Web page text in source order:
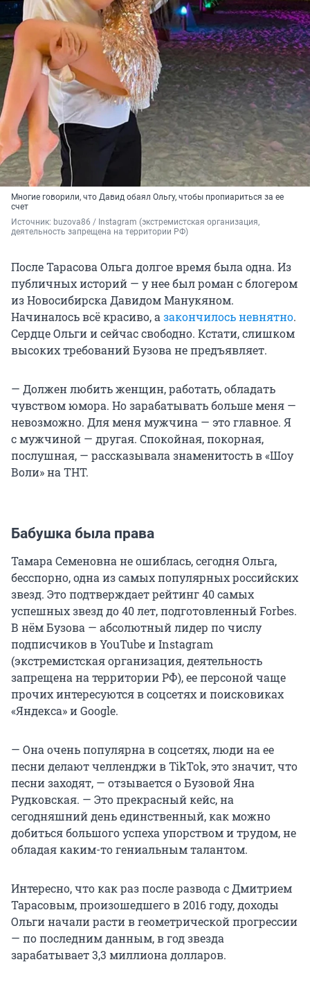
Многие говорили, что Давид обаял Ольгу, чтобы пропиариться за ее
счет
Источник: buzova86 / Instagram (экстремистская организация,
деятельность запрещена на территории РФ)
После Тарасова Ольга долгое время была одна. Из
публичных историй — у нее был роман с блогером
из Новосибирска Давидом Манукяном.
Начиналось всё красиво, азакончилось невнятно.
Сердце Ольги и сейчас свободно. Кстати, слишком
высоких требований Бузова не предъявляет.
— Должен любить женщин, работать, обладать
чувством юмора. Но зарабатывать больше меня —
невозможно. Для меня мужчина — это главное. Я
с мужчиной — другая. Спокойная, покорная,
послушная, — рассказывала знаменитость в «Шоу
Воли» на ТНТ.
Бабушка была права
Тамара Семеновна не ошиблась, сегодня Ольга,
бесспорно, одна из самых популярных российских
звезд. Это подтверждает рейтинг 40 самых
успешных звезд до 40 лет, подготовленный Forbes.
В нём Бузова — абсолютный лидер по числу
подписчиков в YouTube и Instagram
(экстремистская организация, деятельность
запрещена на территории РФ), ее персоной чаще
прочих интересуются в соцсетях и поисковиках
«Яндекса» и Google.
— Она очень популярна в соцсетях, люди на ее
песни делают челленджи в TikTok, это значит, что
песни заходят, — отзывается о Бузовой Яна
Рудковская. — Это прекрасный кейс, на
сегодняшний день единственный, как можно
добиться большого успеха упорством и трудом, не
обладая каким-то гениальным талантом.
Интересно, что как раз после развода с Дмитрием
Тарасовым, произошедшего в 2016 году, доходы
Ольги начали расти в геометрической прогрессии
— по последним данным, в год звезда
зарабатывает 3,3 миллиона долларов.